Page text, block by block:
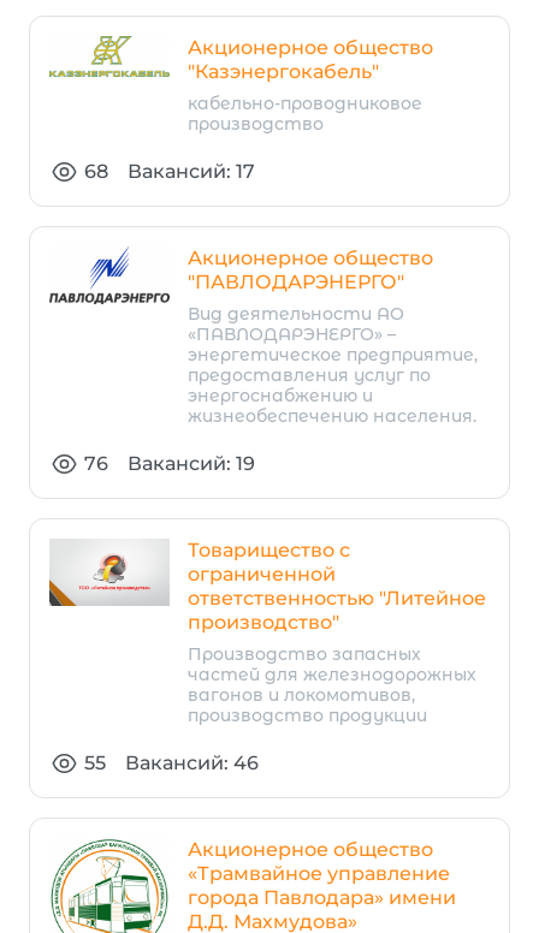
Акционерное общество
"Казэнергокабель"
кабельно-проводниковое
производство
68 Вакансий: 17
Акционерное общество
"ПАВЛОДАРЭНЕРГО"
Вид деятельности АО
«ПАВЛОДАРЭНЕРГО» –
энергетическое предприятие,
предоставления услуг по
энергоснабжению и
жизнеобеспечению населения.
76 Вакансий: 19
Товарищество с
ограниченной
ответственностью "Литейное
производство"
Производство запасных
частей для железнодорожных
вагонов и локомотивов,
производство продукции
55 Вакансий: 46
Акционерное общество
«Трамвайное управление
города Павлодара» имени
Д.Д. Махмудова»